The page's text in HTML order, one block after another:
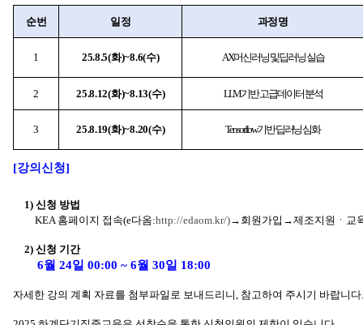
순번 일정 과정명
1 25.8.5(화)~8.6(수) AX 머신러닝 및 딥러닝 실습
2 25.8.12(화)~8.13(수) LLM기반 고급 데이터 분석
3 25.8.19(화)~8.20(수) Tensorflow기반 딥러닝 심화
[강의신청]
1) 신청 방법
KEA 홈페이지 접속(e다옴:http://edaom.kr/)→회원가입→제조지원ㆍ교
2) 신청 기간
6월 24일 00:00 ~ 6월 30일 18:00
자세한 강의 계획 자료를 첨부파일로 보내드리니, 참고하여 주시기 바랍니다